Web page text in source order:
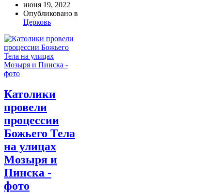
июня 19, 2022
Опубликовано в
Церковь
Католики
провели
процессии
Божьего Тела
на улицах
Мозыря и
Пинска -
фото